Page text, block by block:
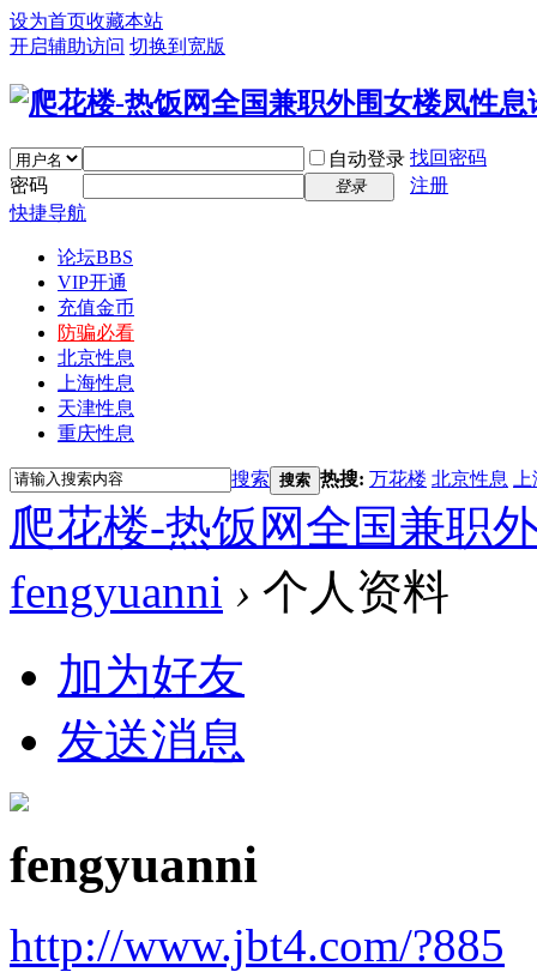
设为首页收藏本站
开启辅助访问 切换到宽版
自动登录 找回密码
密码
登录
注册
快捷导航
论坛BBS
VIP开通
充值金币
防骗必看
北京性息
上海性息
天津性息
重庆性息
搜索 搜索 热搜: 万花楼 北京性息
爬花楼-热饭网全国兼职
fengyuanni › 个人资料
加为好友
发送消息
fengyuanni
http://www.jbt4.com/?885